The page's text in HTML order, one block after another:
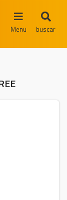
Menu buscar